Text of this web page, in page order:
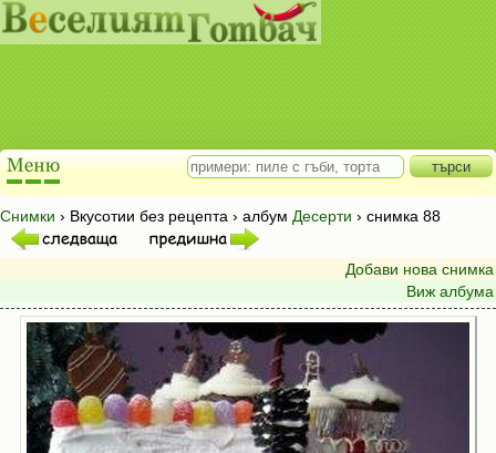
Снимки › Вкусотии без рецепта › албум Десерти › снимка 88
Добави нова снимка
Виж албума